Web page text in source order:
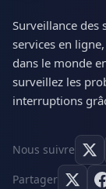
Surveillance des
services en
dans le monde
surveillez les
interruptions
Nous suivre
Partager